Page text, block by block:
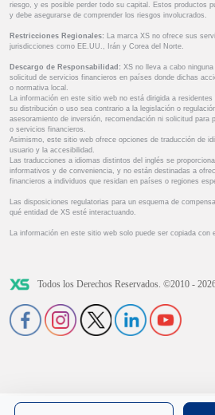
riesgo, y es posible perder todo su capital. Estos productos
y debe asegurarse de comprender los riesgos involucrados.
Restricciones Regionales: La marca XS no ofrece sus
jurisdicciones como EE.UU., Irán y Corea del Norte.
Descargo de Responsabilidad: XS no lleva a cabo
solicitud de servicios financieros en países donde dichas
o normativa local.
La información en este sitio web no está dirigida a
su distribución o uso sea contrario a la legislación o
asesoramiento de inversión, recomendación ni solicitud para
o servicios financieros.
Asimismo, este sitio web ofrece opciones de traducción de
usuario y la accesibilidad.
Las traducciones a idiomas distintos del inglés se
informativos y de conveniencia, y no están destinadas a
financieros a individuos que residan en países o regiones
Las disposiciones regulatorias para un esquema de
qué entidad de XS esté interactuando.
La información en este sitio web solo puede ser copiada con
Todos los Derechos Reservados. ©2010 -